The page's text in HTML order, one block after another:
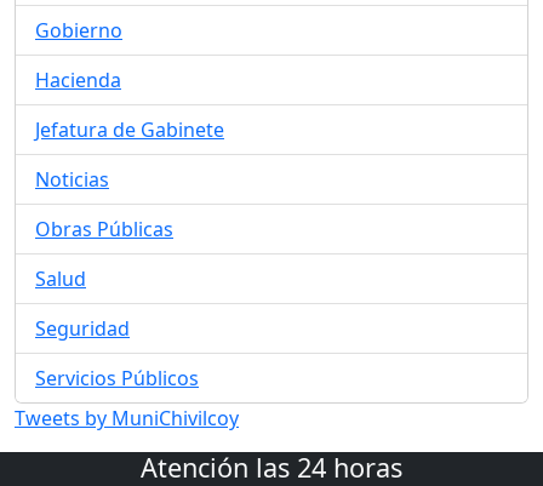
Gobierno
Hacienda
Jefatura de Gabinete
Noticias
Obras Públicas
Salud
Seguridad
Servicios Públicos
Tweets by MuniChivilcoy
Atención las 24 horas